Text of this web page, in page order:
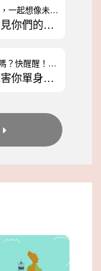
很多情侶約會愛逛IKEA，一起想像未來的家，感覺非常浪漫。不過，交友
從一起挑家具，看見你們的未來：3種情侶價值觀解析
還在執著擇偶條件清單嗎？快醒醒！列出一堆完美條件，不僅可能讓你錯過真
你的擇偶條件可能害你單身？幸福不是靠列清單